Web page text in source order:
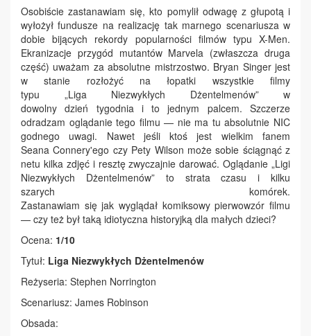
Osobiście zastanawiam się, kto pomylił odwagę z głupotą i
wyłożył fundusze na realizację tak marnego scenariusza w
dobie bijących rekordy popularności filmów typu X-Men.
Ekranizacje przygód mutantów Marvela (zwłaszcza druga
część) uważam za absolutne mistrzostwo. Bryan Singer jest
w stanie rozłożyć na łopatki wszystkie filmy
typu „Liga Niezwykłych Dżentelmenów” w
dowolny dzień tygodnia i to jednym palcem. Szczerze
odradzam oglądanie tego filmu — nie ma tu absolutnie NIC
godnego uwagi. Nawet jeśli ktoś jest wielkim fanem
SeanaConnery'ego czy Pety Wilson może sobie ściągnąć z
netu kilka zdjęć i resztę zwyczajnie darować. Oglądanie „Ligi
Niezwykłych Dżentelmenów” to strata czasu i kilku
szarych komórek.
Zastanawiam się jak wyglądał komiksowy pierwowzór filmu
— czy też był taką idiotyczna historyjką dla małych dzieci?
Ocena: 1/10
Tytuł: Liga Niezwykłych Dżentelmenów
Reżyseria: Stephen Norrington
Scenariusz: James Robinson
Obsada: